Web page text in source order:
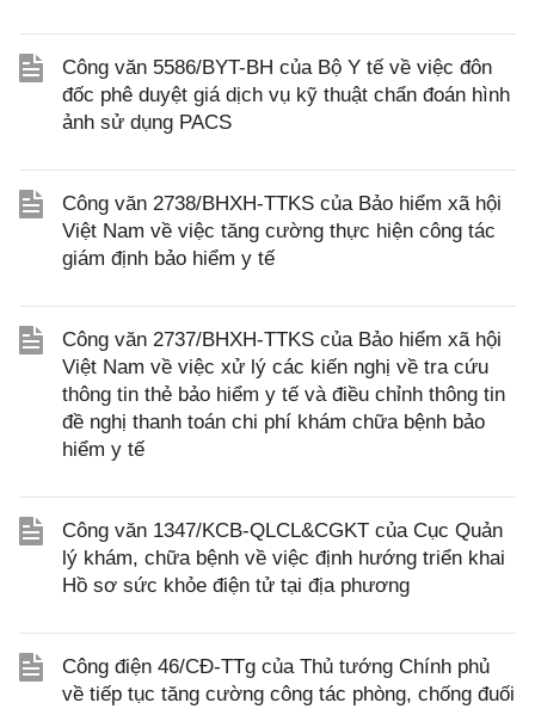
Công văn 5586/BYT-BH của Bộ Y tế về việc đôn
đốc phê duyệt giá dịch vụ kỹ thuật chẩn đoán hình
ảnh sử dụng PACS
Công văn 2738/BHXH-TTKS của Bảo hiểm xã hội
Việt Nam về việc tăng cường thực hiện công tác
giám định bảo hiểm y tế
Công văn 2737/BHXH-TTKS của Bảo hiểm xã hội
Việt Nam về việc xử lý các kiến nghị về tra cứu
thông tin thẻ bảo hiểm y tế và điều chỉnh thông tin
đề nghị thanh toán chi phí khám chữa bệnh bảo
hiểm y tế
Công văn 1347/KCB-QLCL&CGKT của Cục Quản
lý khám, chữa bệnh về việc định hướng triển khai
Hồ sơ sức khỏe điện tử tại địa phương
Công điện 46/CĐ-TTg của Thủ tướng Chính phủ
về tiếp tục tăng cường công tác phòng, chống đuối